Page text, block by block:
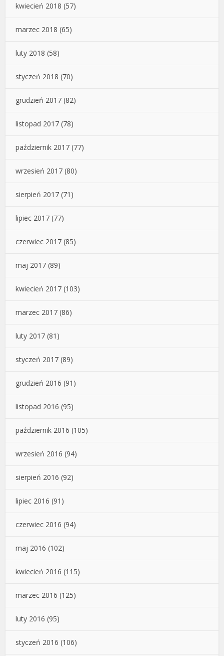
kwiecień 2018 (57)
marzec 2018 (65)
luty 2018 (58)
styczeń 2018 (70)
grudzień 2017 (82)
listopad 2017 (78)
październik 2017 (77)
wrzesień 2017 (80)
sierpień 2017 (71)
lipiec 2017 (77)
czerwiec 2017 (85)
maj 2017 (89)
kwiecień 2017 (103)
marzec 2017 (86)
luty 2017 (81)
styczeń 2017 (89)
grudzień 2016 (91)
listopad 2016 (95)
październik 2016 (105)
wrzesień 2016 (94)
sierpień 2016 (92)
lipiec 2016 (91)
czerwiec 2016 (94)
maj 2016 (102)
kwiecień 2016 (115)
marzec 2016 (125)
luty 2016 (95)
styczeń 2016 (106)